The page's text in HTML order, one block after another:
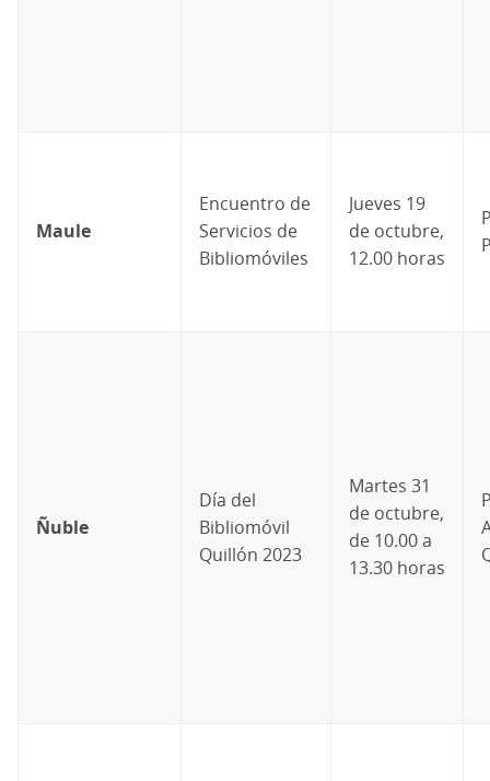
Maule
Encuentro de
Servicios de
Bibliomóviles
Jueves 19
de octubre,
12.00 horas
Ñuble
Día del
Bibliomóvil
Quillón 2023
Martes 31
de octubre,
de 10.00 a
13.30 horas